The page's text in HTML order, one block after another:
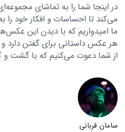
می‌کند تا احساسات و افکار خود را
ما امیدواریم که با دیدن این
هر عکس داستانی برای گفتن دارد و
از شما دعوت می‌کنیم که با گشت و
سامان قربانی